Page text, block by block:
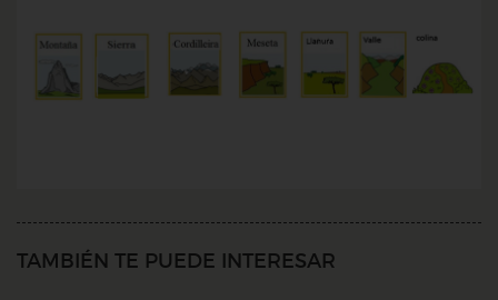
TAMBIÉN TE PUEDE INTERESAR